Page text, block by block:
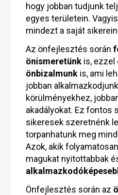
hogy jobban tudjunk
egyes területein.
mindezt a saját
Az önfejlesztés során
önismeretünk is, ezzel
önbizalmunk is, ami
jobban
körülményekhez,
akadályokat. Ez fontos
sikeresek szeretnénk
torpanhatunk meg
Azok, akik
magukat nyitottabbak
Önfejlesztés során az